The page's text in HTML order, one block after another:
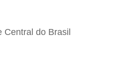
Central do Brasil